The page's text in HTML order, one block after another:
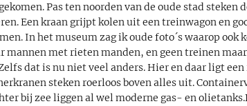
Pas ten noorden van de oude stad steken
Een kraan grijpt kolen uit een treinwagon en
In het museum zag ik oude foto´s waarop ook
mannen met rieten manden, en geen treinen
dat is nu niet veel anders. Hier en daar ligt
steken roerloos boven alles uit.
bij zee liggen al wel moderne gas- en